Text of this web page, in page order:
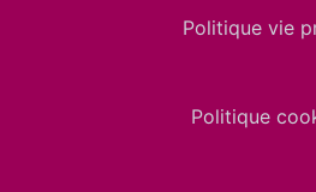
Politique vie
Politique